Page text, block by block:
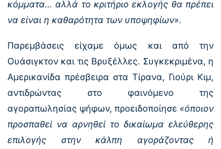
κόμματα… αλλά το κριτήριο εκλογής θα πρέπει
να είναι η καθαρότητα των υποψηφίων».
Παρεμβάσεις είχαμε όμως και από την
Ουάσιγκτον και τις Βρυξέλλες. Συγκεκριμένα, η
Αμερικανίδα πρέσβειρα στα Τίρανα, Γιούρι Κιμ,
αντιδρώντας στο φαινόμενο της
αγοραπωλησίας ψήφων, προειδοποίησε «όποιον
προσπαθεί να αρνηθεί το δικαίωμα ελεύθερης
επιλογής στην κάλπη αγοράζοντας ή